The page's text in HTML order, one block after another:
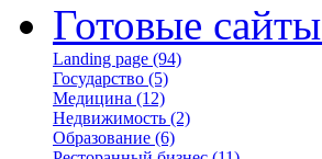
Готовые сайты
Landing page (94)
Государство (5)
Медицина (12)
Недвижимость (2)
Образование (6)